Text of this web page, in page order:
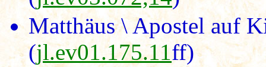
Matthäus \ Apostel auf
(jl.ev01.175.11ff)